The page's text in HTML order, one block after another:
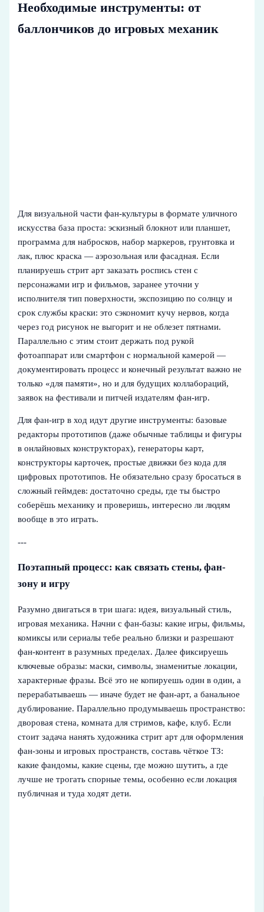
Необходимые инструменты: от
баллончиков до игровых механик
Для визуальной части фан-культуры в формате уличного
искусства база проста: эскизный блокнот или планшет,
программа для набросков, набор маркеров, грунтовка и
лак, плюс краска — аэрозольная или фасадная. Если
планируешь стрит арт заказать роспись стен с
персонажами игр и фильмов, заранее уточни у
исполнителя тип поверхности, экспозицию по солнцу и
срок службы краски: это сэкономит кучу нервов, когда
через год рисунок не выгорит и не облезет пятнами.
Параллельно с этим стоит держать под рукой
фотоаппарат или смартфон с нормальной камерой —
документировать процесс и конечный результат важно не
только «для памяти», но и для будущих коллабораций,
заявок на фестивали и питчей издателям фан-игр.
Для фан-игр в ход идут другие инструменты: базовые
редакторы прототипов (даже обычные таблицы и фигуры
в онлайновых конструкторах), генераторы карт,
конструкторы карточек, простые движки без кода для
цифровых прототипов. Не обязательно сразу бросаться в
сложный геймдев: достаточно среды, где ты быстро
соберёшь механику и проверишь, интересно ли людям
вообще в это играть.
---
Поэтапный процесс: как связать стены, фан-
зону и игру
Разумно двигаться в три шага: идея, визуальный стиль,
игровая механика. Начни с фан-базы: какие игры, фильмы,
комиксы или сериалы тебе реально близки и разрешают
фан-контент в разумных пределах. Далее фиксируешь
ключевые образы: маски, символы, знаменитые локации,
характерные фразы. Всё это не копируешь один в один, а
перерабатываешь — иначе будет не фан-арт, а банальное
дублирование. Параллельно продумываешь пространство:
дворовая стена, комната для стримов, кафе, клуб. Если
стоит задача нанять художника стрит арт для оформления
фан-зоны и игровых пространств, составь чёткое ТЗ:
какие фандомы, какие сцены, где можно шутить, а где
лучше не трогать спорные темы, особенно если локация
публичная и туда ходят дети.